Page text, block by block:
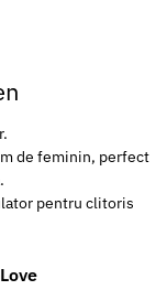
de feminin, perfect
pentru clitoris